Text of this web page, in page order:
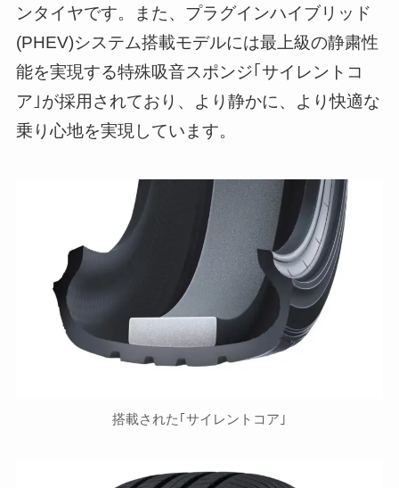
ンタイヤです。また、プラグインハイブリッド
(PHEV)システム搭載モデルには最上級の静粛性
能を実現する特殊吸音スポンジ｢サイレントコ
ア｣が採用されており、より静かに、より快適な
乗り心地を実現しています。
搭載された｢サイレントコア｣